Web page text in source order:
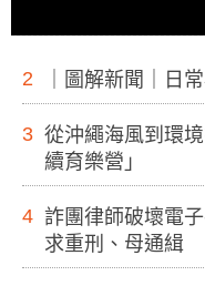
2 ｜圖解新聞｜日
3 從沖繩海風到環
續育樂營」
4 詐團律師破壞電
求重刑、母通緝